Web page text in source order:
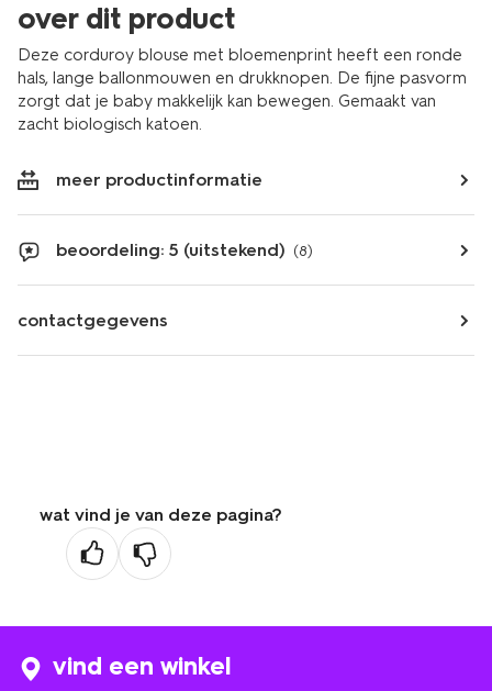
over dit product
Deze corduroy blouse met bloemenprint heeft een ronde
hals, lange ballonmouwen en drukknopen. De fijne pasvorm
zorgt dat je baby makkelijk kan bewegen. Gemaakt van
zacht biologisch katoen.
meer productinformatie
beoordeling: 5 (uitstekend) (8)
contactgegevens
wat vind je van deze pagina?
vind een winkel